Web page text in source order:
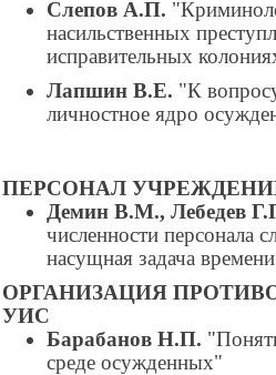
Слепов А.П.
насильственных
исправительных
Лапшин В.Е. "К
личностное ядро
ПЕРСОНАЛ
Демин В.М., Лебедев
численности персонала
насущная задача
ОРГАНИЗАЦИЯ
УИС
Барабанов Н.П.
среде осужденных"